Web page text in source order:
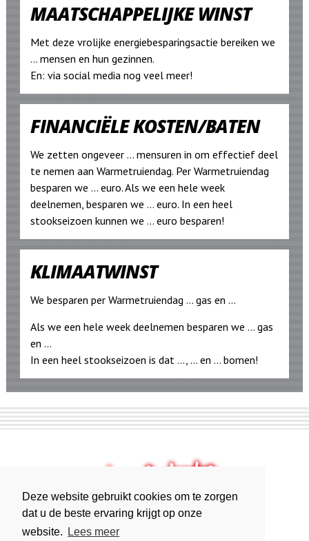
Deze website gebruikt cookies om te zorgen
dat u de beste ervaring krijgt op onze
website.
Lees meer
MAATSCHAPPELIJKE WINST
Met deze vrolijke energiebesparingsactie bereiken we
... mensen en hun gezinnen.
En: via social media nog veel meer!
FINANCIËLE KOSTEN/BATEN
We zetten ongeveer ... mensuren in om effectief deel
te nemen aan Warmetruiendag. Per Warmetruiendag
besparen we ... euro. Als we een hele week
deelnemen, besparen we ... euro. In een heel
stookseizoen kunnen we ... euro besparen!
KLIMAATWINST
We besparen per Warmetruiendag ... gas en ...
Als we een hele week deelnemen besparen we ... gas
en ...
In een heel stookseizoen is dat ..., ... en ... bomen!